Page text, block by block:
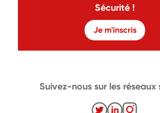
Sécurité !
Je m'inscris
Suivez-nous sur les réseaux